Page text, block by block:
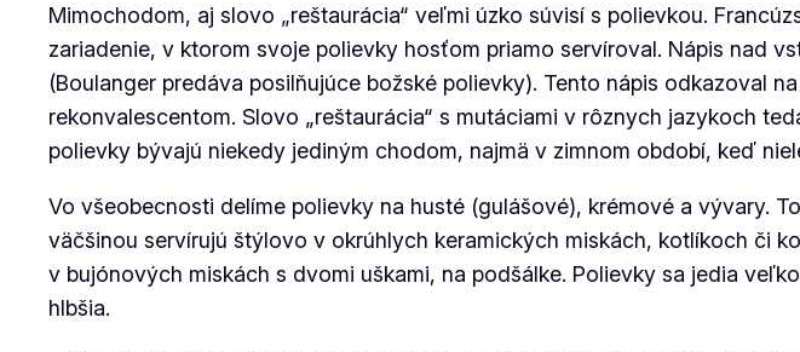
Mimochodom, aj slovo „reštaurácia“ veľmi úzko súvisí s polievkou.
zariadenie, v ktorom svoje polievky hosťom priamo servíroval. Nápis nad
(Boulanger predáva posilňujúce božské polievky). Tento nápis odkazoval
rekonvalescentom. Slovo „reštaurácia“ s mutáciami v rôznych jazykoch
polievky bývajú niekedy jediným chodom, najmä v zimnom období, keď
Vo všeobecnosti delíme polievky na husté (gulášové), krémové a vývary.
väčšinou servírujú štýlovo v okrúhlych keramických miskách, kotlíkoch či
v bujónových miskách s dvomi uškami, na podšálke. Polievky sa jedia
hlbšia.